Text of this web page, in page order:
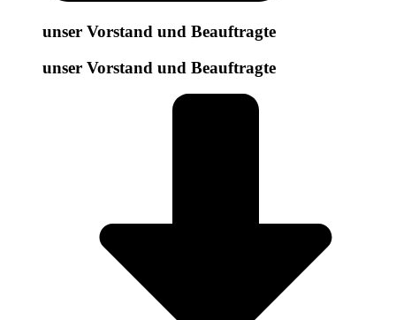
unser Vorstand und Beauftragte
unser Vorstand und Beauftragte